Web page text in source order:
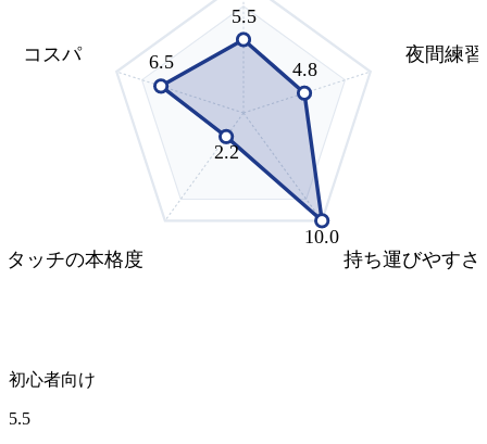
5.5
4.8
10.0
2.2
6.5 夜間練
持ち運びやすさ
タッチの本格度
コスパ
初心者向け
5.5